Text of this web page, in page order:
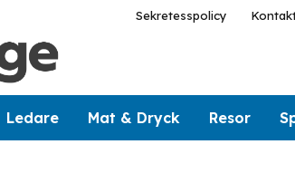
Sekretesspolicy
Ledare Mat & Dryck Resor